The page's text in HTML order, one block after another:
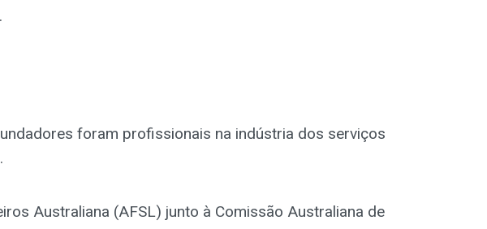
foram profissionais na indústria dos serviços
Australiana (AFSL) junto à Comissão Australiana de